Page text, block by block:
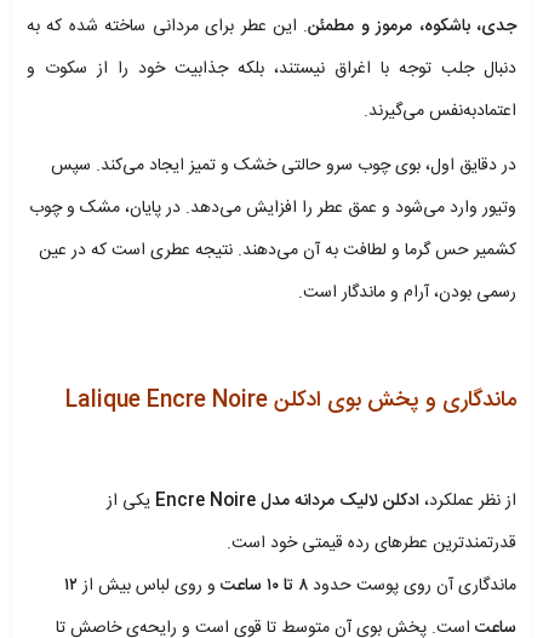
جدی، باشکوه، مرموز و مطمئن. این عطر برای مردانی ساخته شده که به
دنبال جلب توجه با اغراق نیستند، بلکه جذابیت خود را از سکوت و
اعتمادبه‌نفس می‌گیرند.
در دقایق اول، بوی چوب سرو حالتی خشک و تمیز ایجاد می‌کند. سپس
وتیور وارد می‌شود و عمق عطر را افزایش می‌دهد. در پایان، مشک و چوب
کشمیر حس گرما و لطافت به آن می‌دهند. نتیجه عطری است که در عین
رسمی بودن، آرام و ماندگار است.
ماندگاری و پخش بوی ادکلن Lalique Encre Noire
از نظر عملکرد،ادکلن لالیک مردانه مدل Encre Noire
یکی از
قدرتمندترین عطرهای رده قیمتی خود است.
ماندگاری آن روی پوست حدود۸ تا ۱۰ ساعت و روی لباس بیش از۱۲
ساعت است. پخش بوی آن متوسط تا قوی است و رایحه‌ی خاصش تا